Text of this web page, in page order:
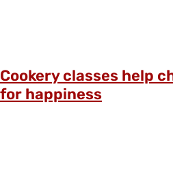
Cookery classes help
for happiness